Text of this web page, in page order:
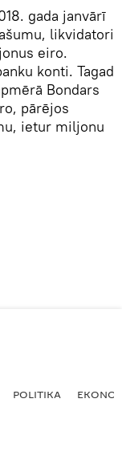
gada janvārī
likvidatori
eiro.
konti. Tagad
Bondars
pārējos
ietur miljonu
POLITIKA